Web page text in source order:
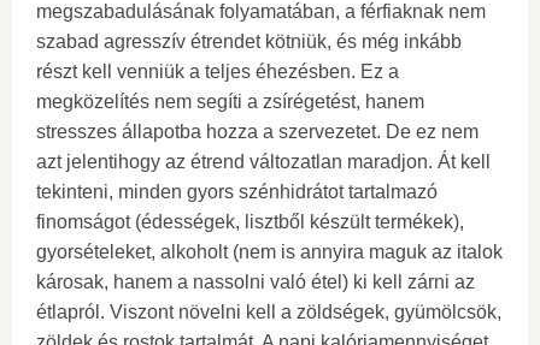
megszabadulásának folyamatában, a férfiaknak nem
szabad agresszív étrendet kötniük, és még inkább
részt kell venniük a teljes éhezésben. Ez a
megközelítés nem segíti a zsírégetést, hanem
stresszes állapotba hozza a szervezetet. De ez nem
azt jelentihogy az étrend változatlan maradjon. Át kell
tekinteni, minden gyors szénhidrátot tartalmazó
finomságot (édességek, lisztből készült termékek),
gyorsételeket, alkoholt (nem is annyira maguk az italok
károsak, hanem a nassolni való étel) ki kell zárni az
étlapról. Viszont növelni kell a zöldségek, gyümölcsök,